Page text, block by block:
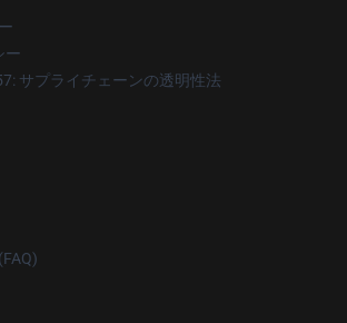
ー
サプライチェーンの透明性法